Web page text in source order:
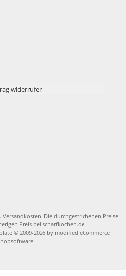
widerrufen
Versandkosten. Die durchgestrichenen Preise
Preis bei scharfkochen.de.
© 2009-2026 by modified eCommerce